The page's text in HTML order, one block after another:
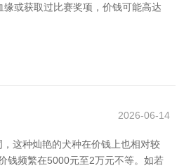
或获取过比赛奖项，价钱可能高达
2026-06-14
这种灿艳的犬种在价钱上也相对较
钱频繁在5000元至2万元不等。如若